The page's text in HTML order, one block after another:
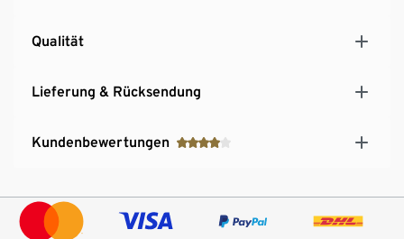
Qualität
Lieferung & Rücksendung
Kundenbewertungen